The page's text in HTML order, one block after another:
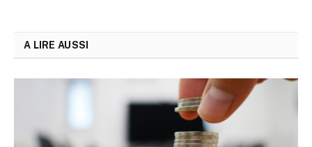
A LIRE AUSSI